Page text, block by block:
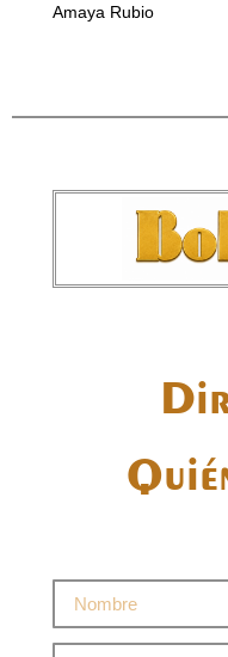
Amaya Rubio